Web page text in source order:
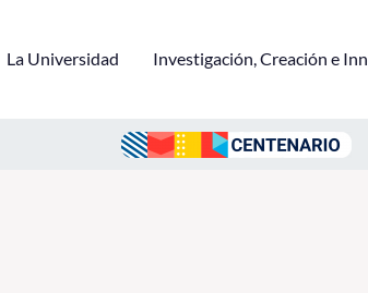
La Universidad Investigación, Creación e